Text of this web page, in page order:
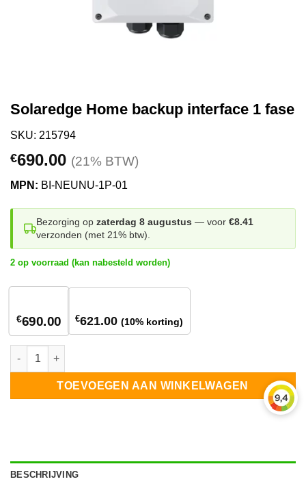
Solaredge Home backup interface 1 fase
SKU: 215794
€690.00 (21% BTW)
MPN: BI-NEUNU-1P-01
Bezorging op zaterdag 8 augustus — voor €8.41
verzonden (met 21% btw).
2 op voorraad (kan nabesteld worden)
€690.00 €621.00 (10% korting)
Solaredge Home backup interface 1 fase aantal
TOEVOEGEN AAN WINKELWAGEN
BESCHRIJVING